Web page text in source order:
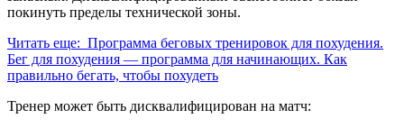
покинуть пределы технической зоны.
Читать еще: Программа беговых тренировок для похудения.
Бег для похудения — программа для начинающих. Как
правильно бегать, чтобы похудеть
Тренер может быть дисквалифицирован на матч: